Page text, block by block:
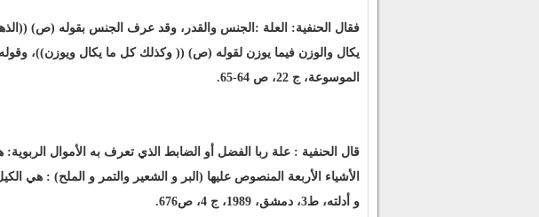
فقال الحنفية: العلة :الجنس والقدر، وقد عرف الجنس بقوله (ص)
يكال والوزن فيما يوزن لقوله (ص) (( وكذلك كل ما يكال ويوزن))،
الموسوعة، ج 22، ص 64-65.
قال الحنفية : علة ربا الفضل أو الضابط الذي تعرف به الأموال
الأشياء الأربعة المنصوص عليها (البر و الشعير والتمر و الملح) :
و أدلته، ط3، دمشق، 1989، ج 4، ص676.